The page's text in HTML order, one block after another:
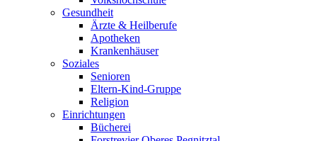
Gesundheit
Ärzte & Heilberufe
Apotheken
Krankenhäuser
Soziales
Senioren
Eltern-Kind-Gruppe
Religion
Einrichtungen
Bücherei